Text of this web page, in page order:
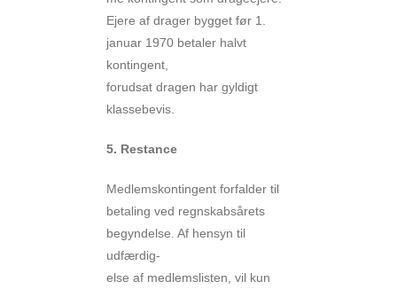
Ejere af drager bygget før 1.
januar 1970 betaler halvt
kontingent,
forudsat dragen har gyldigt
klassebevis.
5. Restance
Medlemskontingent forfalder til
betaling ved regnskabsårets
begyndelse. Af hensyn til
udfærdig-
else af medlemslisten, vil kun